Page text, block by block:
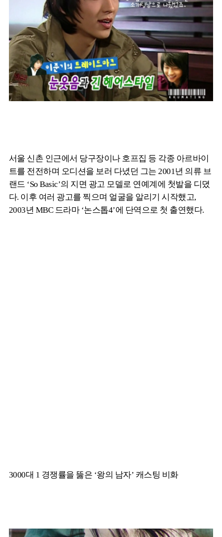
서울 신촌 인근에서 당구장이나 호프집 등 각종 아르바이
트를 전전하며 오디션을 보러 다녔던 그는 2001년 의류 브
랜드 ‘So Basic’의 지면 광고 모델로 연예계에 첫발을 디뎠
다. 이후 여러 광고를 찍으며 얼굴을 알리기 시작했고,
2003년 MBC 드라마 ‘논스톱4’에 단역으로 첫 출연했다.
3000대 1 경쟁률을 뚫은 ‘왕의 남자’ 캐스팅 비화